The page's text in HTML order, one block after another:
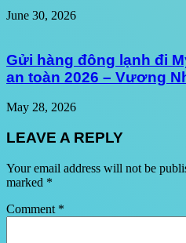
June 30, 2026
Gửi hàng đông lạnh đi
an toàn 2026 – Vương
May 28, 2026
LEAVE A REPLY
Your email address will not be
marked *
Comment *